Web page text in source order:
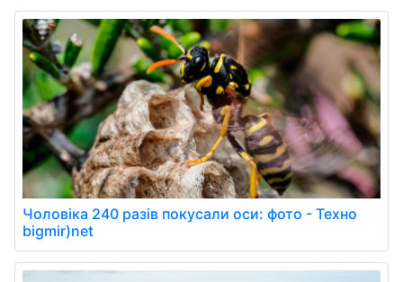
Чоловіка 240 разів покусали оси: фото - Техно
bigmir)net